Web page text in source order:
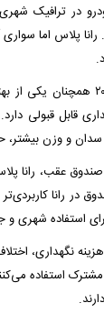
در ترافیک
پلاس اما سواری
از نظر هندلینگ، پژو
سدان و وزن
رانا
نگهداری،